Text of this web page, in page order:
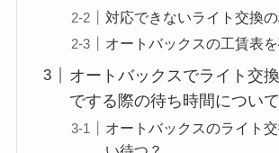
対応できないライト交換
オートバックスの工賃表
オートバックスでライト交
でする際の待ち時間について
オートバックスのライト